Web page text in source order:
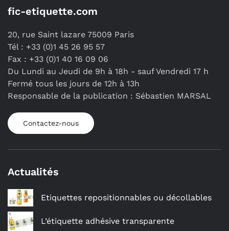
fic-etiquette.com
20, rue Saint lazare 75009 Paris
Tél : +33 (0)1 45 26 95 57
Fax : +33 (0)1 40 16 09 06
Du Lundi au Jeudi de 9h à 18h - sauf Vendredi 17 h
Fermé tous les jours de 12h à 13h
Responsable de la publication : Sébastien MARSAL
Contactez-nous
Actualités
Etiquettes repositionnables ou décollables
L’étiquette adhésive transparente